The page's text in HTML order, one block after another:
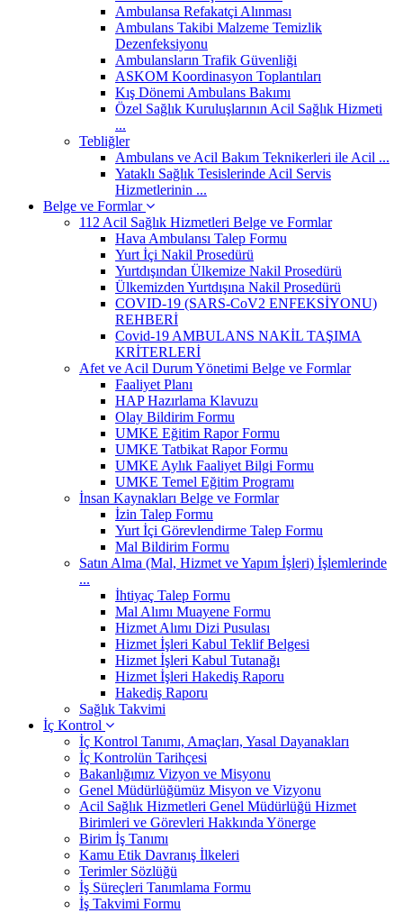
Ambulansa Refakatçi Alınması
Ambulans Takibi Malzeme Temizlik
Dezenfeksiyonu
Ambulansların Trafik Güvenliği
ASKOM Koordinasyon Toplantıları
Kış Dönemi Ambulans Bakımı
Özel Sağlık Kuruluşlarının Acil Sağlık Hizmeti
...
Tebliğler
Ambulans ve Acil Bakım Teknikerleri ile Acil ...
Yataklı Sağlık Tesislerinde Acil Servis
Hizmetlerinin ...
Belge ve Formlar
112 Acil Sağlık Hizmetleri Belge ve Formlar
Hava Ambulansı Talep Formu
Yurt İçi Nakil Prosedürü
Yurtdışından Ülkemize Nakil Prosedürü
Ülkemizden Yurtdışına Nakil Prosedürü
COVID-19 (SARS-CoV2 ENFEKSİYONU)
REHBERİ
Covid-19 AMBULANS NAKİL TAŞIMA
KRİTERLERİ
Afet ve Acil Durum Yönetimi Belge ve Formlar
Faaliyet Planı
HAP Hazırlama Klavuzu
Olay Bildirim Formu
UMKE Eğitim Rapor Formu
UMKE Tatbikat Rapor Formu
UMKE Aylık Faaliyet Bilgi Formu
UMKE Temel Eğitim Programı
İnsan Kaynakları Belge ve Formlar
İzin Talep Formu
Yurt İçi Görevlendirme Talep Formu
Mal Bildirim Formu
Satın Alma (Mal, Hizmet ve Yapım İşleri) İşlemlerinde
...
İhtiyaç Talep Formu
Mal Alımı Muayene Formu
Hizmet Alımı Dizi Pusulası
Hizmet İşleri Kabul Teklif Belgesi
Hizmet İşleri Kabul Tutanağı
Hizmet İşleri Hakediş Raporu
Hakediş Raporu
Sağlık Takvimi
İç Kontrol
İç Kontrol Tanımı, Amaçları, Yasal Dayanakları
İç Kontrolün Tarihçesi
Bakanlığımız Vizyon ve Misyonu
Genel Müdürlüğümüz Misyon ve Vizyonu
Acil Sağlık Hizmetleri Genel Müdürlüğü Hizmet
Birimleri ve Görevleri Hakkında Yönerge
Birim İş Tanımı
Kamu Etik Davranış İlkeleri
Terimler Sözlüğü
İş Süreçleri Tanımlama Formu
İş Takvimi Formu